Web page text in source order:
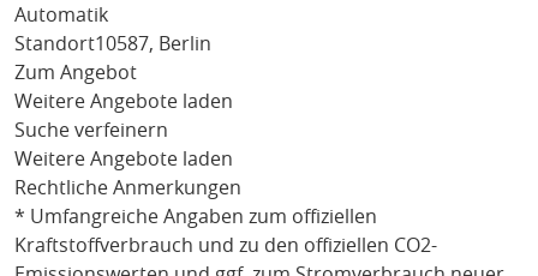
Automatik
Standort10587, Berlin
Zum Angebot
Weitere Angebote laden
Suche verfeinern
Weitere Angebote laden
Rechtliche Anmerkungen
* Umfangreiche Angaben zum offiziellen
Kraftstoffverbrauch und zu den offiziellen CO2-